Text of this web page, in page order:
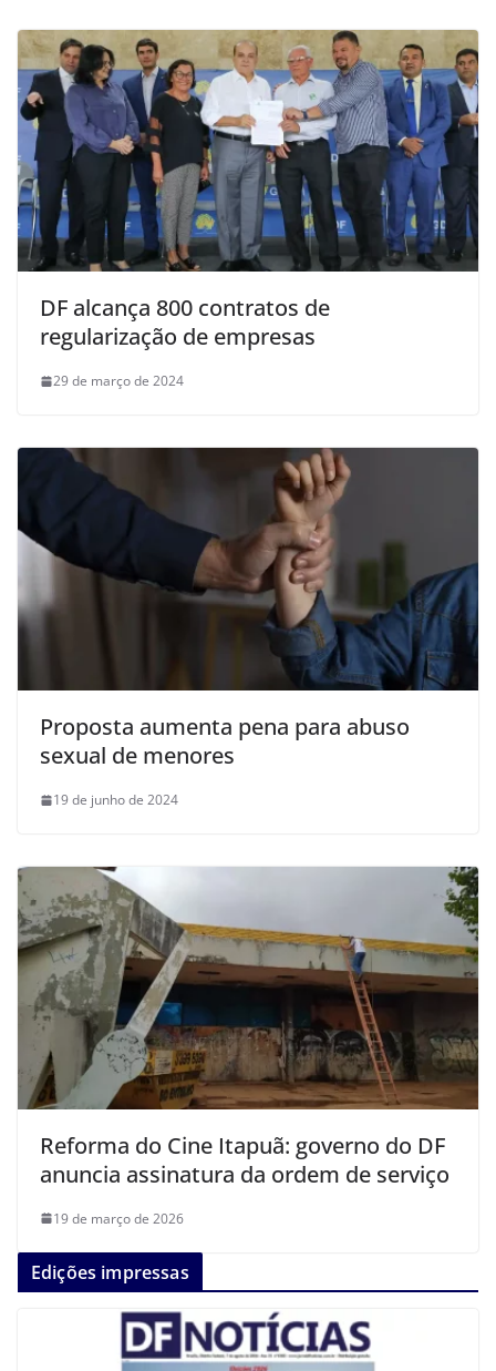
DF alcança 800 contratos de
regularização de empresas
29 de março de 2024
Proposta aumenta pena para abuso
sexual de menores
19 de junho de 2024
Reforma do Cine Itapuã: governo do DF
anuncia assinatura da ordem de serviço
19 de março de 2026
Edições impressas